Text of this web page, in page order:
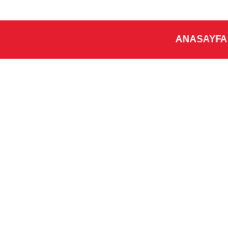
ANASAYFA